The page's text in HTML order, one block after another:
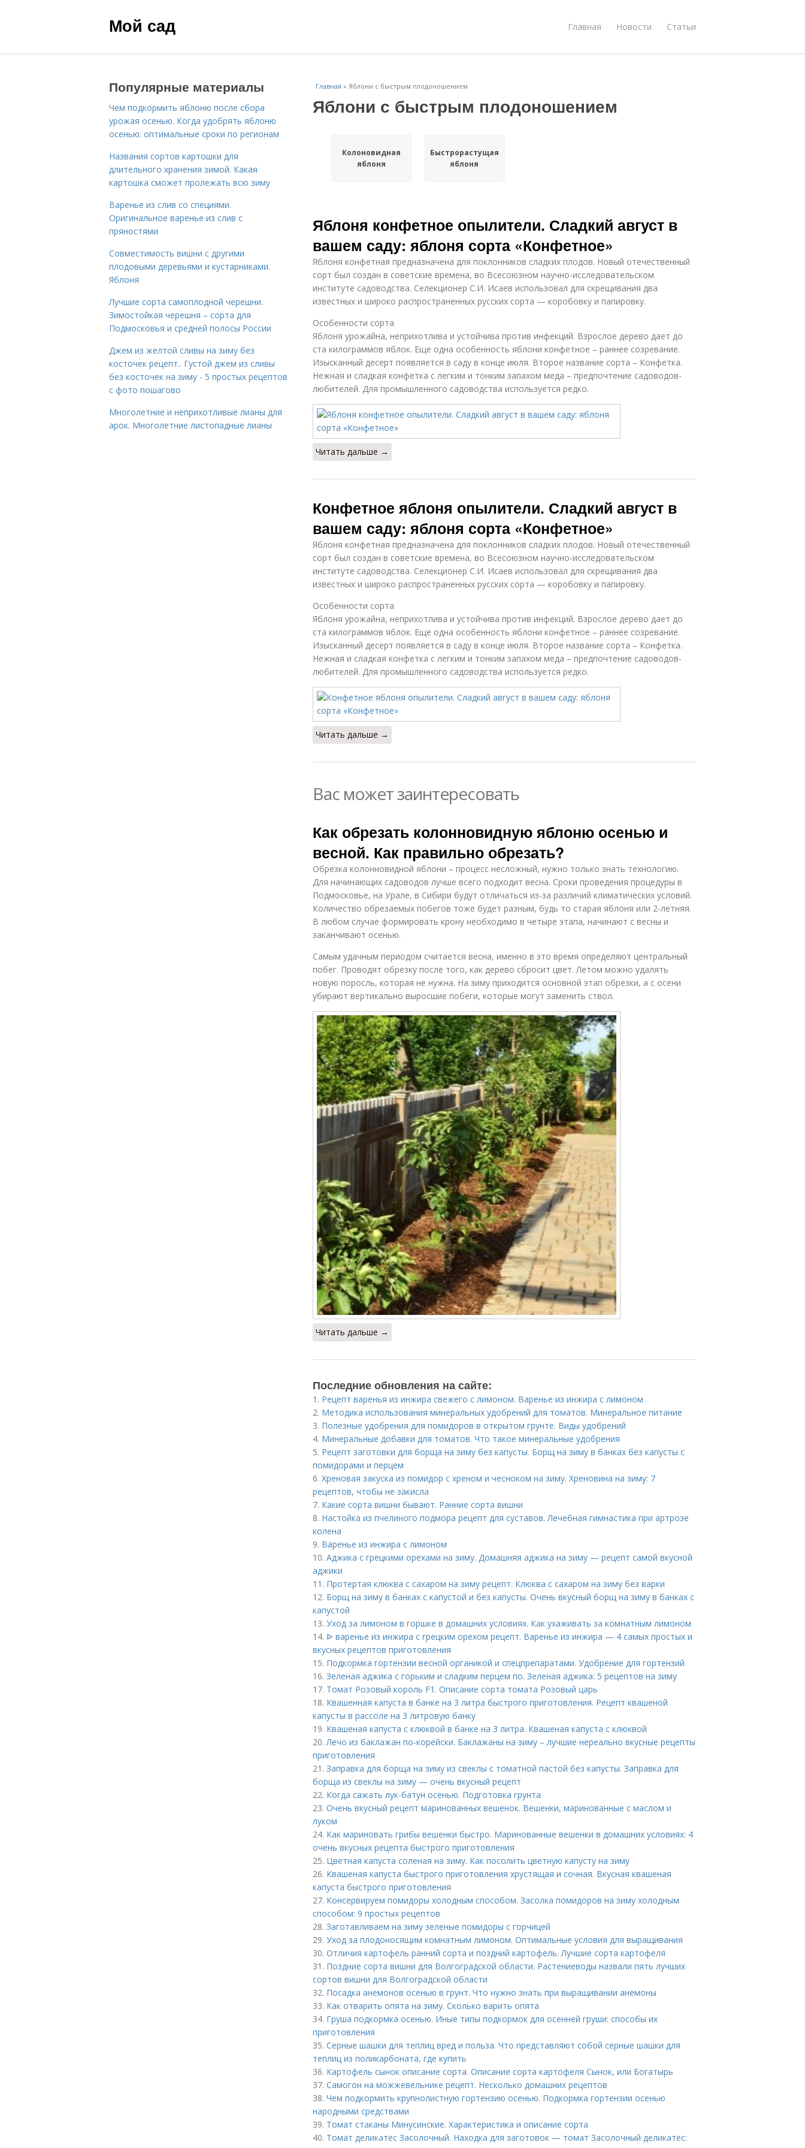
Мой сад Главная Новости Статьи
Главная » Яблони с быстрым плодоношением
Яблони с быстрым плодоношением
Колоновидная
яблоня
Быстрорастущая
яблоня
Яблоня конфетное опылители. Сладкий август в
вашем саду: яблоня сорта «Конфетное»
Яблоня конфетная предназначена для поклонников сладких плодов. Новый отечественный
сорт был создан в советские времена, во Всесоюзном научно-исследовательском
институте садоводства. Селекционер С.И. Исаев использовал для скрещивания два
известных и широко распространенных русских сорта — коробовку и папировку.
Особенности сорта
Яблоня урожайна, неприхотлива и устойчива против инфекций. Взрослое дерево дает до
ста килограммов яблок. Еще одна особенность яблони конфетное – раннее созревание.
Изысканный десерт появляется в саду в конце июля. Второе название сорта – Конфетка.
Нежная и сладкая конфетка с легким и тонким запахом меда – предпочтение садоводов-
любителей. Для промышленного садоводства используется редко.
Читать дальше →
Конфетное яблоня опылители. Сладкий август в
вашем саду: яблоня сорта «Конфетное»
Яблоня конфетная предназначена для поклонников сладких плодов. Новый отечественный
сорт был создан в советские времена, во Всесоюзном научно-исследовательском
институте садоводства. Селекционер С.И. Исаев использовал для скрещивания два
известных и широко распространенных русских сорта — коробовку и папировку.
Особенности сорта
Яблоня урожайна, неприхотлива и устойчива против инфекций. Взрослое дерево дает до
ста килограммов яблок. Еще одна особенность яблони конфетное – раннее созревание.
Изысканный десерт появляется в саду в конце июля. Второе название сорта – Конфетка.
Нежная и сладкая конфетка с легким и тонким запахом меда – предпочтение садоводов-
любителей. Для промышленного садоводства используется редко.
Читать дальше →
Вас может заинтересовать
Как обрезать колонновидную яблоню осенью и
весной. Как правильно обрезать?
Обрезка колонновидной яблони – процесс несложный, нужно только знать технологию.
Для начинающих садоводов лучше всего подходит весна. Сроки проведения процедуры в
Подмосковье, на Урале, в Сибири будут отличаться из-за различий климатических условий.
Количество обрезаемых побегов тоже будет разным, будь то старая яблоня или 2-летняя.
В любом случае формировать крону необходимо в четыре этапа, начинают с весны и
заканчивают осенью.
Самым удачным периодом считается весна, именно в это время определяют центральный
побег. Проводят обрезку после того, как дерево сбросит цвет. Летом можно удалять
новую поросль, которая не нужна. На зиму приходится основной этап обрезки, а с осени
убирают вертикально выросшие побеги, которые могут заменить ствол.
Читать дальше →
Последние обновления на сайте:
1. Рецепт варенья из инжира свежего с лимоном. Варенье из инжира с лимоном
2. Методика использования минеральных удобрений для томатов. Минеральное питание
3. Полезные удобрения для помидоров в открытом грунте. Виды удобрений
4. Минеральные добавки для томатов. Что такое минеральные удобрения
5. Рецепт заготовки для борща на зиму без капусты. Борщ на зиму в банках без капусты с
помидорами и перцем
6. Хреновая закуска из помидор с хреном и чесноком на зиму. Хреновина на зиму: 7
рецептов, чтобы не закисла
7. Какие сорта вишни бывают. Ранние сорта вишни
8. Настойка из пчелиного подмора рецепт для суставов. Лечебная гимнастика при артрозе
колена
9. Варенье из инжира с лимоном
10. Аджика с грецкими орехами на зиму. Домашняя аджика на зиму — рецепт самой вкусной
аджики
11. Протертая клюква с сахаром на зиму рецепт. Клюква с сахаром на зиму без варки
12. Борщ на зиму в банках с капустой и без капусты. Очень вкусный борщ на зиму в банках с
капустой
13. Уход за лимоном в горшке в домашних условиях. Как ухаживать за комнатным лимоном
14. ᐉ варенье из инжира с грецким орехом рецепт. Варенье из инжира — 4 самых простых и
вкусных рецептов приготовления
15. Подкормка гортензии весной органикой и спецпрепаратами. Удобрение для гортензий
16. Зеленая аджика с горьким и сладким перцем по. Зеленая аджика: 5 рецептов на зиму
17. Томат Розовый король F1. Описание сорта томата Розовый царь
18. Квашенная капуста в банке на 3 литра быстрого приготовления. Рецепт квашеной
капусты в рассоле на 3 литровую банку
19. Квашеная капуста с клюквой в банке на 3 литра. Квашеная капуста с клюквой
20.Лечо из баклажан по-корейски. Баклажаны на зиму – лучшие нереально вкусные рецепты
приготовления
21. Заправка для борща на зиму из свеклы с томатной пастой без капусты. Заправка для
борща из свеклы на зиму — очень вкусный рецепт
22. Когда сажать лук-батун осенью. Подготовка грунта
23. Очень вкусный рецепт маринованных вешенок. Вешенки, маринованные с маслом и
луком
24. Как мариновать грибы вешенки быстро. Маринованные вешенки в домашних условиях: 4
очень вкусных рецепта быстрого приготовления
25. Цветная капуста соленая на зиму. Как посолить цветную капусту на зиму
26. Квашеная капуста быстрого приготовления хрустящая и сочная. Вкусная квашеная
капуста быстрого приготовления
27. Консервируем помидоры холодным способом. Засолка помидоров на зиму холодным
способом: 9 простых рецептов
28. Заготавливаем на зиму зеленые помидоры с горчицей
29. Уход за плодоносящим комнатным лимоном. Оптимальные условия для выращивания
30. Отличия картофель ранний сорта и поздний картофель. Лучшие сорта картофеля
31. Поздние сорта вишни для Волгоградской области. Растениеводы назвали пять лучших
сортов вишни для Волгоградской области
32. Посадка анемонов осенью в грунт. Что нужно знать при выращивании анемоны
33. Как отварить опята на зиму. Сколько варить опята
34. Груша подкормка осенью. Иные типы подкормок для осенней груши: способы их
приготовления
35. Серные шашки для теплиц вред и польза. Что представляют собой серные шашки для
теплиц из поликарбоната, где купить
36. Картофель сынок описание сорта. Описание сорта картофеля Сынок, или Богатырь
37. Самогон на можжевельнике рецепт. Несколько домашних рецептов
38. Чем подкормить крупнолистную гортензию осенью. Подкормка гортензии осенью
народными средствами
39. Томат стаканы Минусинские. Характеристика и описание сорта
40. Томат деликатес Засолочный. Находка для заготовок — томат Засолочный деликатес:
Популярные материалы
Чем подкормить яблоню после сбора
урожая осенью. Когда удобрять яблоню
осенью: оптимальные сроки по регионам
Названия сортов картошки для
длительного хранения зимой. Какая
картошка сможет пролежать всю зиму
Варенье из слив со специями.
Оригинальное варенье из слив с
пряностями
Совместимость вишни с другими
плодовыми деревьями и кустарниками.
Яблоня
Лучшие сорта самоплодной черешни.
Зимостойкая черешня – сорта для
Подмосковья и средней полосы России
Джем из желтой сливы на зиму без
косточек рецепт.. Густой джем из сливы
без косточек на зиму - 5 простых рецептов
с фото пошагово
Многолетние и неприхотливые лианы для
арок. Многолетние листопадные лианы